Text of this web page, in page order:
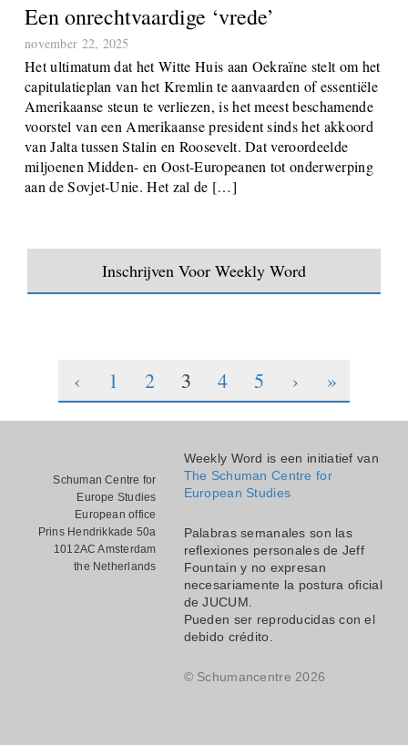
Een onrechtvaardige ‘vrede’
november 22, 2025
Het ultimatum dat het Witte Huis aan Oekraïne stelt om het
capitulatieplan van het Kremlin te aanvaarden of essentiële
Amerikaanse steun te verliezen, is het meest beschamende
voorstel van een Amerikaanse president sinds het akkoord
van Jalta tussen Stalin en Roosevelt. Dat veroordeelde
miljoenen Midden- en Oost-Europeanen tot onderwerping
‹ 1 2 3 4 5 › »
Schuman Centre for
Europe Studies
European office
Prins Hendrikkade 50a
Weekly Word is een initiatief van
European Studies
Palabras semanales son las
reflexiones personales de Jeff
Fountain y no expresan
necesariamente la postura oficial
de JUCUM.
debido crédito.